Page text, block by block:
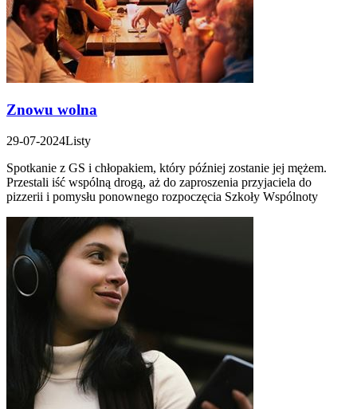
Znowu wolna
29-07-2024Listy
Spotkanie z GS i chłopakiem, który później zostanie jej mężem.
Przestali iść wspólną drogą, aż do zaproszenia przyjaciela do
pizzerii i pomysłu ponownego rozpoczęcia Szkoły Wspólnoty